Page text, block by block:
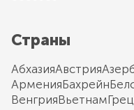
Страны
АбхазияАвстрия
АрменияБахрейн
ВенгрияВьетнам